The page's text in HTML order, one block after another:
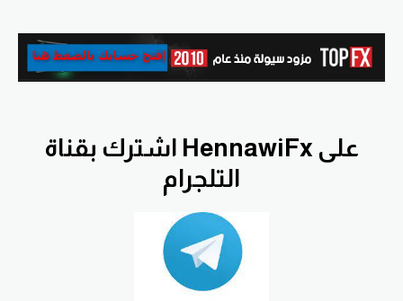
اشترك بقناة HennawiFx على
التلجرام